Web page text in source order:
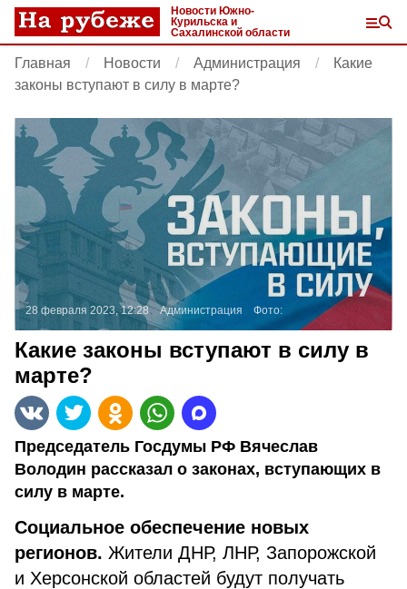
Новости Южно-
Курильска и
Сахалинской области
Главная Новости Администрация
Какие
законы вступают в силу в марте?
28 февраля 2023, 12:28 Администрация Фото:
Какие законы вступают в силу в
марте?
Председатель Госдумы РФ Вячеслав
Володин рассказал о законах, вступающих в
силу в марте.
Социальное обеспечение новых
регионов. Жители ДНР, ЛНР, Запорожской
и Херсонской областей будут получать